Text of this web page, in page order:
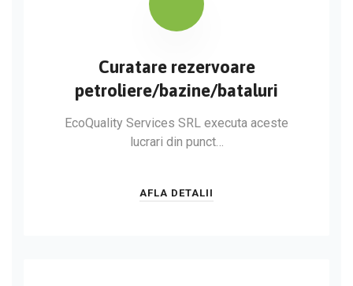
Curatare rezervoare
petroliere/bazine/bataluri
EcoQuality Services SRL executa aceste
lucrari din punct…
AFLA DETALII